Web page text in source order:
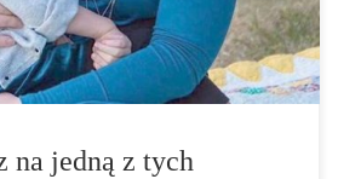
na jedną z tych